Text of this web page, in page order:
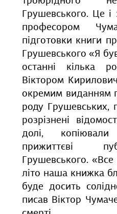
Грушевського. Це і
професором
підготовки книги
Грушевського «Я
останні кілька
Віктором
окремим виданням
роду Грушевських,
розрізнені
долі,
прижиттєві
Грушевського.
літо наша книжка
буде досить
писав Віктор